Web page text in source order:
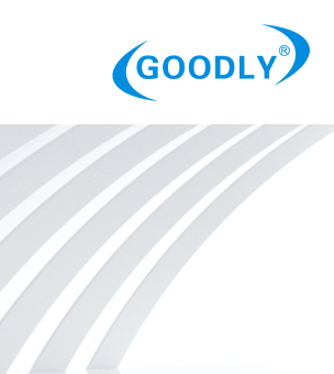
Продукция
ОТРАСЛИ
Категория
Новости
Контакты